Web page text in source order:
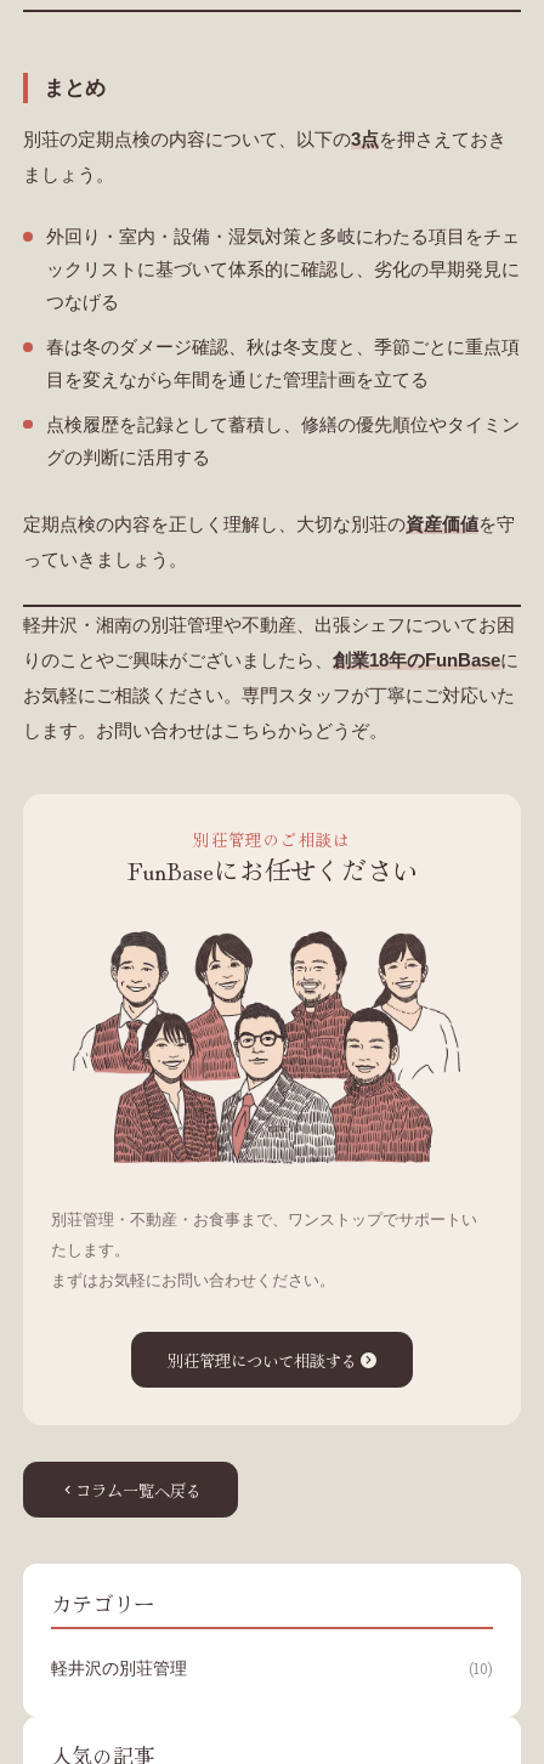
まとめ
別荘の定期点検の内容について、以下の3点を押さえておき
ましょう。
外回り・室内・設備・湿気対策と多岐にわたる項目をチェ
ックリストに基づいて体系的に確認し、劣化の早期発見に
つなげる
春は冬のダメージ確認、秋は冬支度と、季節ごとに重点項
目を変えながら年間を通じた管理計画を立てる
点検履歴を記録として蓄積し、修繕の優先順位やタイミン
グの判断に活用する
定期点検の内容を正しく理解し、大切な別荘の資産価値を守
っていきましょう。
軽井沢・湘南の別荘管理や不動産、出張シェフについてお困
りのことやご興味がございましたら、創業18年のFunBaseに
お気軽にご相談ください。専門スタッフが丁寧にご対応いた
します。 お問い合わせはこちらからどうぞ。
別荘管理のご相談は
FunBaseにお任せください
別荘管理・不動産・お食事まで、ワンストップでサポートい
たします。
まずはお気軽にお問い合わせください。
別荘管理について相談する
コラム一覧へ戻る
カテゴリー
軽井沢の別荘管理 (10)
人気の記事